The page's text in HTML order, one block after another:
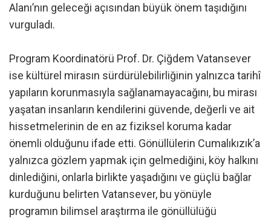
Alanı’nın geleceği açısından büyük önem taşıdığını
vurguladı.
Program Koordinatörü Prof. Dr. Çiğdem Vatansever
ise kültürel mirasın sürdürülebilirliğinin yalnızca tarihî
yapıların korunmasıyla sağlanamayacağını, bu mirası
yaşatan insanların kendilerini güvende, değerli ve ait
hissetmelerinin de en az fiziksel koruma kadar
önemli olduğunu ifade etti. Gönüllülerin Cumalıkızık’a
yalnızca gözlem yapmak için gelmediğini, köy halkını
dinlediğini, onlarla birlikte yaşadığını ve güçlü bağlar
kurduğunu belirten Vatansever, bu yönüyle
programın bilimsel araştırma ile gönüllülüğü